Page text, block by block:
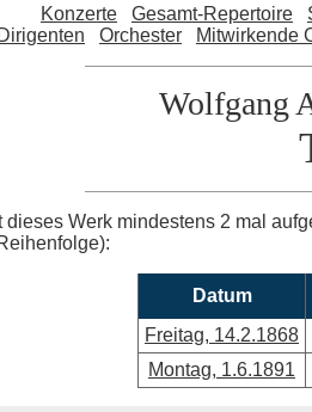
Konzerte Gesamt-Repertoire
Dirigenten
Orchester Mitwirkende
Wolfgang
dieses Werk mindestens 2 mal
Datum
Freitag, 14.2.1868
Montag, 1.6.1891